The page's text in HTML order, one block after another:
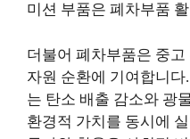
미션 부품은 폐차부품
더불어 폐차부품은 중
자원 순환에 기여합니
는 탄소 배출 감소와 광
환경적 가치를 동시에